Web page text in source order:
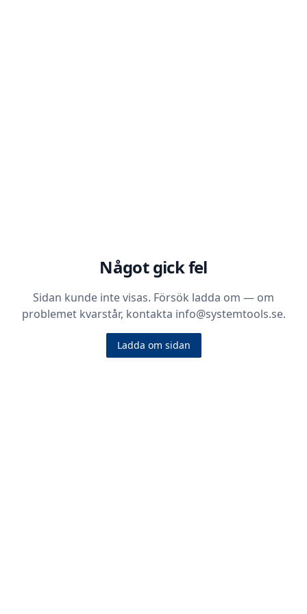
Något gick fel
Sidan kunde inte visas. Försök ladda om — om
problemet kvarstår, kontakta info@systemtools.se.
Ladda om sidan